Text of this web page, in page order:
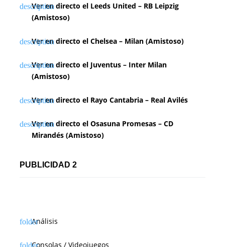
Ver en directo el Leeds United – RB Leipzig
(Amistoso)
Ver en directo el Chelsea – Milan (Amistoso)
Ver en directo el Juventus – Inter Milan
(Amistoso)
Ver en directo el Rayo Cantabria – Real Avilés
Ver en directo el Osasuna Promesas – CD
Mirandés (Amistoso)
PUBLICIDAD 2
Análisis
Consolas / Videojuegos